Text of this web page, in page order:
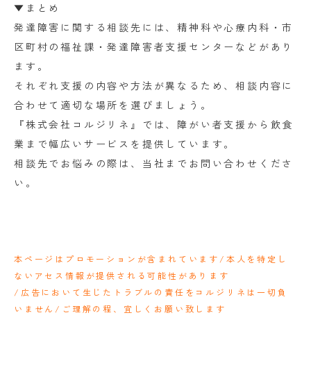
▼まとめ
発達障害に関する相談先には、精神科や心療内科・市
区町村の福祉課・発達障害者支援センターなどがあり
ます。
それぞれ支援の内容や方法が異なるため、相談内容に
合わせて適切な場所を選びましょう。
『株式会社コルジリネ』では、障がい者支援から飲食
業まで幅広いサービスを提供しています。
相談先でお悩みの際は、当社までお問い合わせくださ
い。
本ページはプロモーションが含まれています/本人を特定し
ないアセス情報が提供される可能性があります
/広告において生じたトラブルの責任をコルジリネは一切負
いません/ご理解の程、宜しくお願い致します